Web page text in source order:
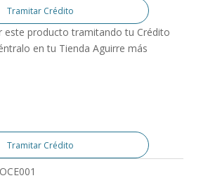
Tramitar Crédito
este producto tramitando tu Crédito
en tu Tienda Aguirre más
Tramitar Crédito